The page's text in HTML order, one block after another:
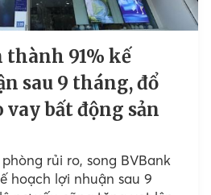
thành 91% kế
sau 9 tháng, đổ
bất động sản
rủi ro, song BVBank
hoạch lợi nhuận sau 9